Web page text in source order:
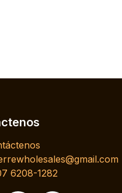
6208-1282